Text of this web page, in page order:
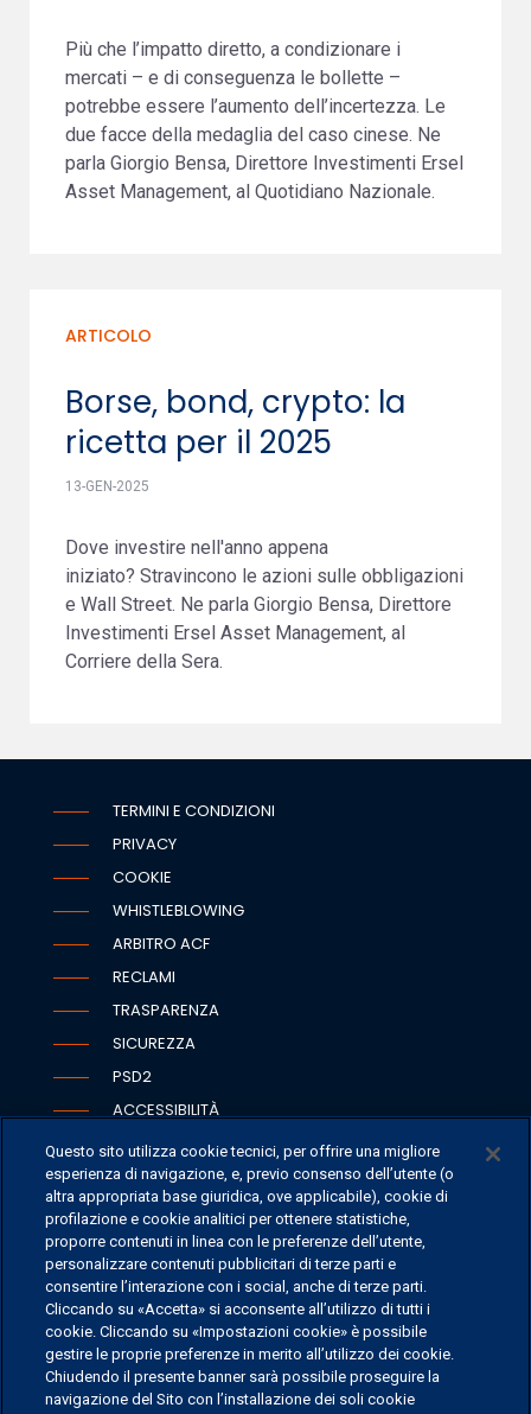
Più che l’impatto diretto, a condizionare i
mercati – e di conseguenza le bollette –
potrebbe essere l’aumento dell’incertezza. Le
due facce della medaglia del caso cinese. Ne
parla Giorgio Bensa, Direttore Investimenti Ersel
Asset Management, al Quotidiano Nazionale.
ARTICOLO
Borse, bond, crypto: la
ricetta per il 2025
13-GEN-2025
Dove investire nell'anno appena
iniziato? Stravincono le azioni sulle obbligazioni
e Wall Street. Ne parla Giorgio Bensa, Direttore
Investimenti Ersel Asset Management, al
Corriere della Sera.
TERMINI E CONDIZIONI
PRIVACY
COOKIE
WHISTLEBLOWING
ARBITRO ACF
RECLAMI
TRASPARENZA
SICUREZZA
PSD2
ACCESSIBILITÀ
SEDI
CONTATTI
CONTATTI PER I MEDIA
FAQ
LAVORA CON NOI
Questo sito utilizza cookie tecnici, per offrire una migliore
esperienza di navigazione, e, previo consenso dell’utente (o
altra appropriata base giuridica, ove applicabile), cookie di
profilazione e cookie analitici per ottenere statistiche,
proporre contenuti in linea con le preferenze dell’utente,
personalizzare contenuti pubblicitari di terze parti e
consentire l’interazione con i social, anche di terze parti.
Cliccando su «Accetta» si acconsente all’utilizzo di tutti i
cookie. Cliccando su «Impostazioni cookie» è possibile
gestire le proprie preferenze in merito all’utilizzo dei cookie.
Chiudendo il presente banner sarà possibile proseguire la
navigazione del Sito con l’installazione dei soli cookie